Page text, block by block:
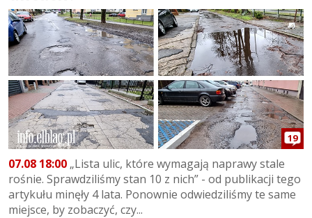
19
07.08 18:00 „Lista ulic, które wymagają naprawy stale
rośnie. Sprawdziliśmy stan 10 z nich” - od publikacji tego
artykułu minęły 4 lata. Ponownie odwiedziliśmy te same
miejsce, by zobaczyć, czy...